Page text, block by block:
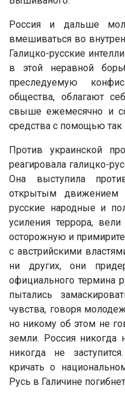
Россия и дальше
вмешиваться во
Галицко-русские
в этой неравной
преследуемую
общества, облагают
свыше ежемесячно и
средства с помощью
Против украинской
реагировала галицко-
Она выступила
открытым
русские народные и
усиления террора,
осторожную и
с австрийскими
ни других, они
официального термина
пытались
чувства, говоря
но никому об этом не
земли. Россия никогда
никогда не
кричать о
Русь в Галичине